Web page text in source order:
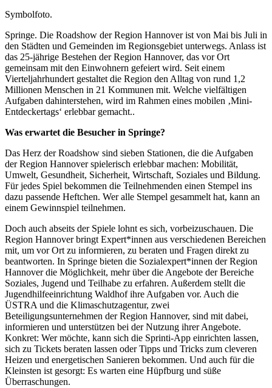
Symbolfoto.
Springe. Die Roadshow der Region Hannover ist von Mai bis Juli in
den Städten und Gemeinden im Regionsgebiet unterwegs. Anlass ist
das 25-jährige Bestehen der Region Hannover, das vor Ort
gemeinsam mit den Einwohnern gefeiert wird. Seit einem
Vierteljahrhundert gestaltet die Region den Alltag von rund 1,2
Millionen Menschen in 21 Kommunen mit. Welche vielfältigen
Aufgaben dahinterstehen, wird im Rahmen eines mobilen ‚Mini-
Entdeckertags‘ erlebbar gemacht..
Was erwartet die Besucher in Springe?
Das Herz der Roadshow sind sieben Stationen, die die Aufgaben
der Region Hannover spielerisch erlebbar machen: Mobilität,
Umwelt, Gesundheit, Sicherheit, Wirtschaft, Soziales und Bildung.
Für jedes Spiel bekommen die Teilnehmenden einen Stempel ins
dazu passende Heftchen. Wer alle Stempel gesammelt hat, kann an
einem Gewinnspiel teilnehmen.
Doch auch abseits der Spiele lohnt es sich, vorbeizuschauen. Die
Region Hannover bringt Expert*innen aus verschiedenen Bereichen
mit, um vor Ort zu informieren, zu beraten und Fragen direkt zu
beantworten. In Springe bieten die Sozialexpert*innen der Region
Hannover die Möglichkeit, mehr über die Angebote der Bereiche
Soziales, Jugend und Teilhabe zu erfahren. Außerdem stellt die
Jugendhilfeeinrichtung Waldhof ihre Aufgaben vor. Auch die
ÜSTRA und die Klimaschutzagentur, zwei
Beteiligungsunternehmen der Region Hannover, sind mit dabei,
informieren und unterstützen bei der Nutzung ihrer Angebote.
Konkret: Wer möchte, kann sich die Sprinti-App einrichten lassen,
sich zu Tickets beraten lassen oder Tipps und Tricks zum cleveren
Heizen und energetischen Sanieren bekommen. Und auch für die
Kleinsten ist gesorgt: Es warten eine Hüpfburg und süße
Überraschungen.